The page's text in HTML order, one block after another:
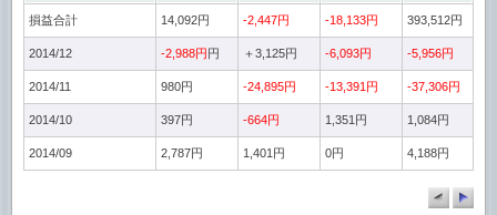
損益合計 14,092円 -2,447円 -18,133円 393,512円
2014/12 -2,988円円 ＋3,125円 -6,093円 -5,956円
2014/11 980円 -24,895円 -13,391円 -37,306円
2014/10 397円 -664円 1,351円 1,084円
2014/09 2,787円 1,401円 0円 4,188円